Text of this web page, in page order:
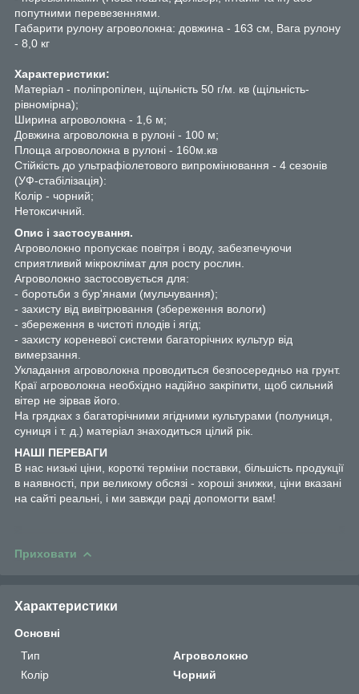
попутними перевезеннями.
Габарити рулону агроволокна: довжина - 163 см, Вага рулону
- 8,0 кг
Характеристики:
Матеріал - поліпропілен, щільність 50 г/м. кв (щільність-
рівномірна);
Ширина агроволокна - 1,6 м;
Довжина агроволокна в рулоні - 100 м;
Площа агроволокна в рулоні - 160м.кв
Стійкість до ультрафіолетового випромінювання - 4 сезонів
(УФ-стабілізація):
Колір - чорний;
Нетоксичний.
Опис і застосування.
Агроволокно пропускає повітря і воду, забезпечуючи
сприятливий мікроклімат для росту рослин.
Агроволокно застосовується для:
- боротьби з бур'янами (мульчування);
- захисту від вивітрювання (збереження вологи)
- збереження в чистоті плодів і ягід;
- захисту кореневої системи багаторічних культур від
вимерзання.
Укладання агроволокна проводиться безпосередньо на грунт.
Краї агроволокна необхідно надійно закріпити, щоб сильний
вітер не зірвав його.
На грядках з багаторічними ягідними культурами (полуниця,
суниця і т. д.) матеріал знаходиться цілий рік.
НАШІ ПЕРЕВАГИ
В нас низькі ціни, короткі терміни поставки, більшість продукції
в наявності, при великому обсязі - хороші знижки, ціни вказані
на сайті реальні, і ми завжди раді допомогти вам!
Приховати
Характеристики
Основні
Тип
Агроволокно
Колір
Чорний